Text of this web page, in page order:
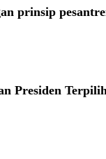
prinsip
Presiden